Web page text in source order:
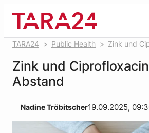
springen
TARA24 Public Health
Zink und
Zink und
Abstand
Nadine Tröbitscher19.09.2025,